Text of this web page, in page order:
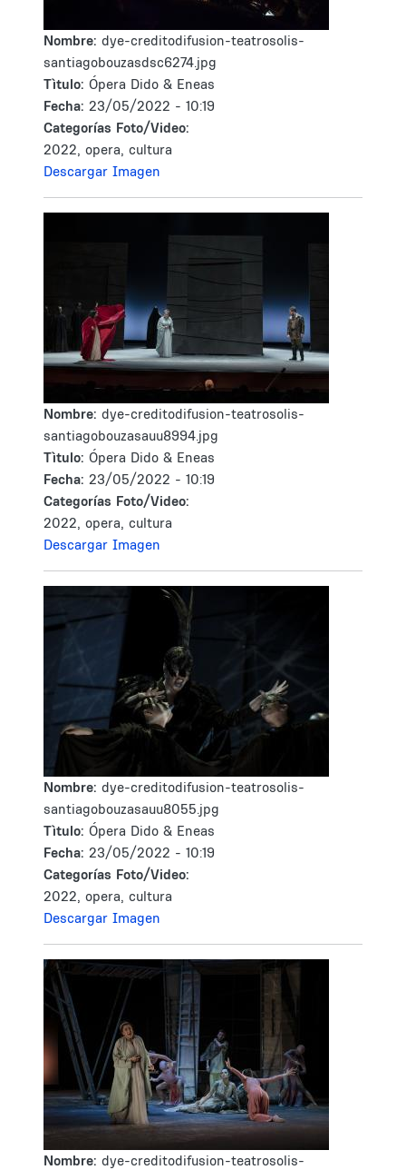
Nombre: dye-creditodifusion-teatrosolis-
santiagobouzasdsc6274.jpg
Tìtulo: Ópera Dido & Eneas
Fecha: 23/05/2022 - 10:19
Categorías Foto/Video:
2022, opera, cultura
Descargar Imagen
Nombre: dye-creditodifusion-teatrosolis-
santiagobouzasauu8994.jpg
Tìtulo: Ópera Dido & Eneas
Fecha: 23/05/2022 - 10:19
Categorías Foto/Video:
2022, opera, cultura
Descargar Imagen
Nombre: dye-creditodifusion-teatrosolis-
santiagobouzasauu8055.jpg
Tìtulo: Ópera Dido & Eneas
Fecha: 23/05/2022 - 10:19
Categorías Foto/Video:
2022, opera, cultura
Descargar Imagen
Nombre: dye-creditodifusion-teatrosolis-